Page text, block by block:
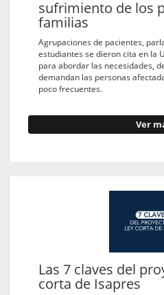
sufrimiento de los
familias
Agrupaciones de pacientes,
estudiantes se dieron cita en la
para abordar las necesidades,
demandan las personas
poco frecuentes.
Ver
Las 7 claves del
corta de Isapres